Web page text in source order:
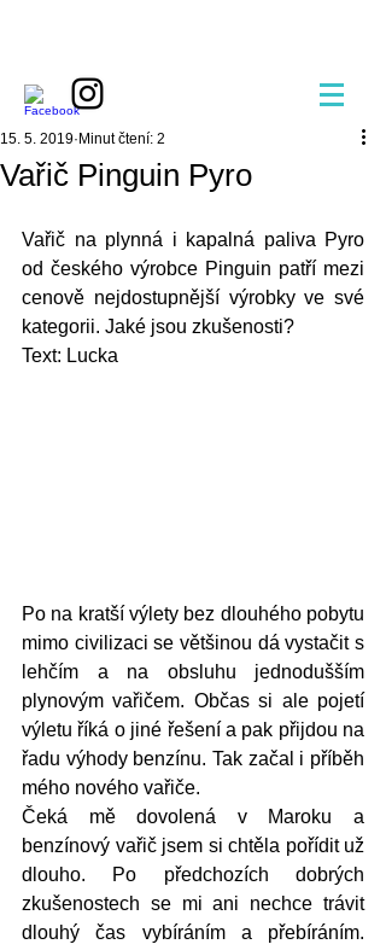
Vařič Pinguin Pyro
15. 5. 2019 Minut čtení: 2
Vařič na plynná i kapalná paliva Pyro
od českého výrobce Pinguin patří mezi
cenově nejdostupnější výrobky ve své
kategorii. Jaké jsou zkušenosti?
Text: Lucka
Po na kratší výlety bez dlouhého pobytu
mimo civilizaci se většinou dá vystačit s
lehčím a na obsluhu jednodušším
plynovým vařičem. Občas si ale pojetí
výletu říká o jiné řešení a pak přijdou na
řadu výhody benzínu. Tak začal i příběh
mého nového vařiče.
Čeká mě dovolená v Maroku a
benzínový vařič jsem si chtěla pořídit už
dlouho. Po předchozích dobrých
zkušenostech se mi ani nechce trávit
dlouhý čas vybíráním a přebíráním.